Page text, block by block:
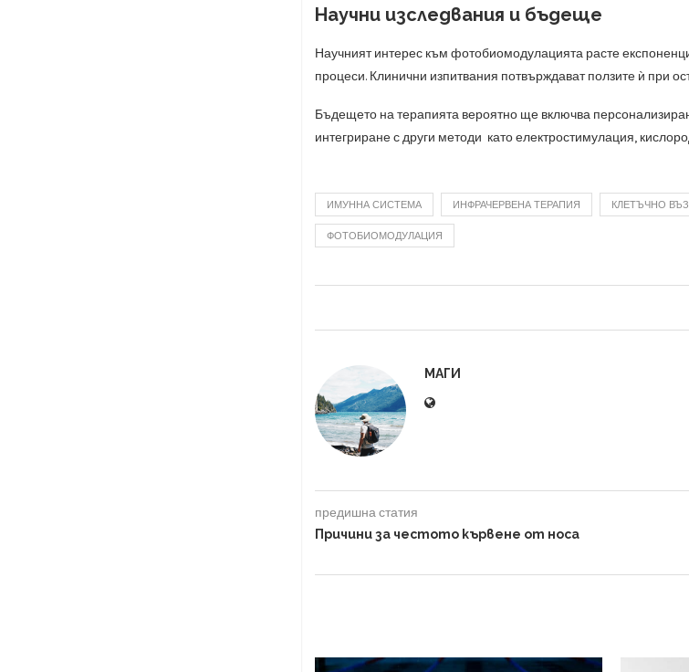
Научни изследвания и бъдеще
Научният интерес към фотобиомодулацията расте
процеси. Клинични изпитвания потвърждават ползите ѝ при
Бъдещето на терапията вероятно ще включва
интегриране с други методи като електростимулация,
ИМУННА СИСТЕМА ИНФРАЧЕРВЕНА ТЕРАПИЯ КЛЕТЪЧНО
ФОТОБИОМОДУЛАЦИЯ
МАГИ
предишна статия
Причини за честото кървене от носа